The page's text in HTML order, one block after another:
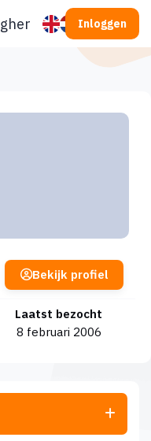
Inloggen
Laatst bezocht
8 februari 2006
Bekijk profiel